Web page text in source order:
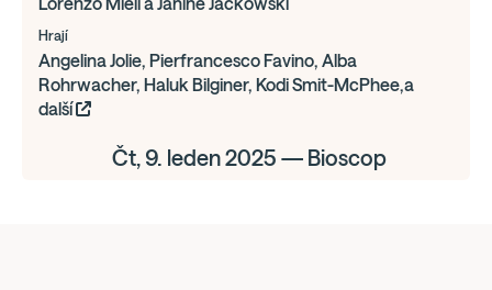
Hrají
Angelina Jolie, Pierfrancesco Favino, Alba
Rohrwacher, Haluk Bilginer, Kodi Smit-McPhee,a
další
Čt, 9. leden 2025 — Bioscop